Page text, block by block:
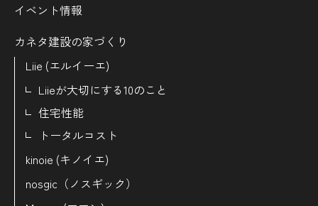
イベント情報
カネタ建設の家づくり
Liie (エルイーエ)
Liieが大切にする10のこと
住宅性能
トータルコスト
kinoie (キノイエ)
nosgic（ノスギック）